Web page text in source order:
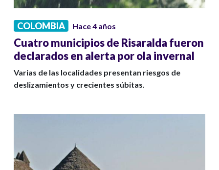
COLOMBIA Hace 4 años
Cuatro municipios de Risaralda fueron
declarados en alerta por ola invernal
Varias de las localidades presentan riesgos de
deslizamientos y crecientes súbitas.